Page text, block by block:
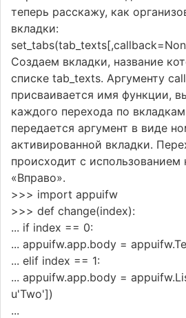
теперь расскажу, как
вкладки:
Создаем вкладки, название
списке tab_texts. Аргументу
присваивается имя функции,
каждого перехода по
передается аргумент в виде
активированной вкладки.
происходит с использованием
«Вправо».
>>> import appuifw
>>> def change(index):
... if index == 0:
... appuifw.app.body =
... elif index == 1:
... appuifw.app.body =
u'Two'])
...